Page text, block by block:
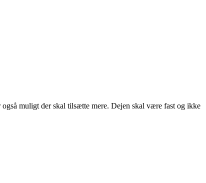
muligt der skal tilsætte mere. Dejen skal være fast og ikke